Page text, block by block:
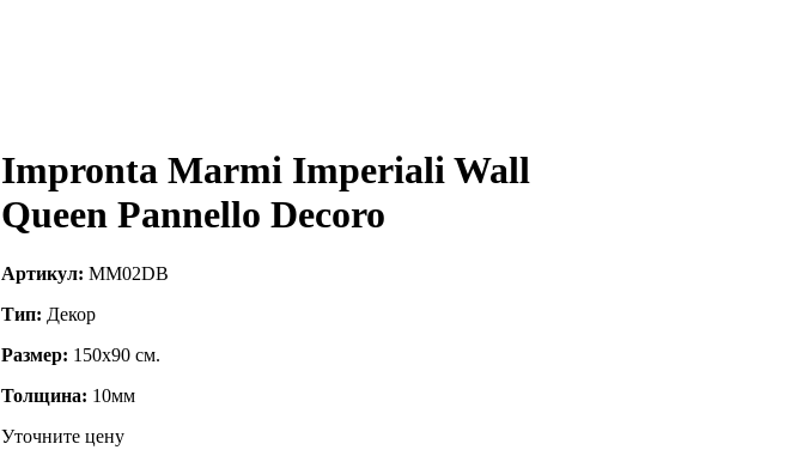
Impronta Marmi Imperiali Wall
Queen Pannello Decoro
Артикул: MM02DB
Тип: Декор
Размер: 150x90 см.
Толщина: 10мм
Уточните цену